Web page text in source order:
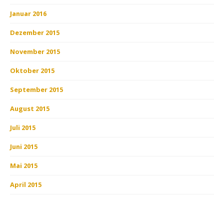
Januar 2016
Dezember 2015
November 2015
Oktober 2015
September 2015
August 2015
Juli 2015
Juni 2015
Mai 2015
April 2015